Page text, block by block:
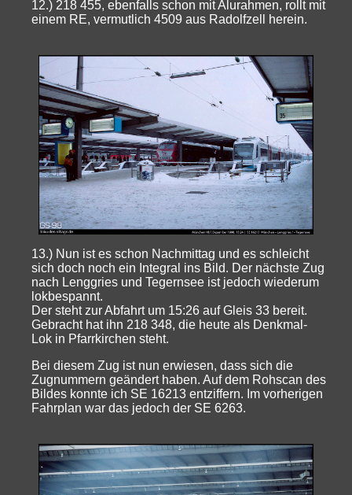
12.) 218 455, ebenfalls schon mit Alurahmen, rollt mit
einem RE, vermutlich 4509 aus Radolfzell herein.
13.) Nun ist es schon Nachmittag und es schleicht
sich doch noch ein Integral ins Bild. Der nächste Zug
nach Lenggries und Tegernsee ist jedoch wiederum
lokbespannt.
Der steht zur Abfahrt um 15:26 auf Gleis 33 bereit.
Gebracht hat ihn 218 348, die heute als Denkmal-
Lok in Pfarrkirchen steht.
Bei diesem Zug ist nun erwiesen, dass sich die
Zugnummern geändert haben. Auf dem Rohscan des
Bildes konnte ich SE 16213 entziffern. Im vorherigen
Fahrplan war das jedoch der SE 6263.